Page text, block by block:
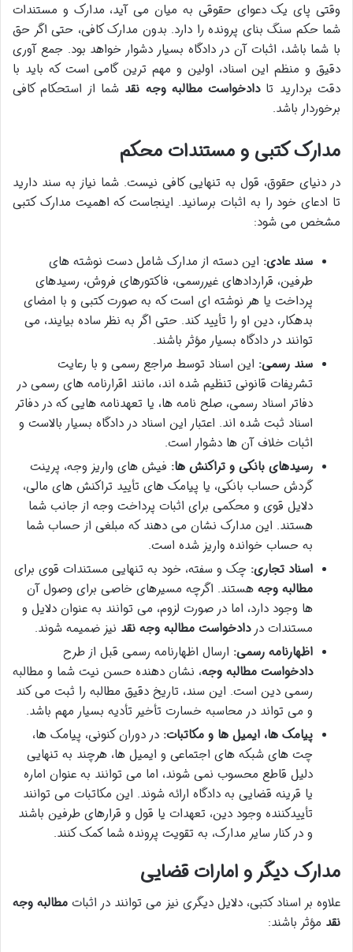
وقتی پای یک دعوای حقوقی به میان می آید، مدارک و مستندات
شما حکم سنگ بنای پرونده را دارد. بدون مدارک کافی، حتی اگر حق
با شما باشد، اثبات آن در دادگاه بسیار دشوار خواهد بود. جمع آوری
دقیق و منظم این اسناد، اولین و مهم ترین گامی است که باید با
دقت بردارید تادادخواست مطالبه وجه نقد شما از استحکام کافی
برخوردار باشد.
مدارک کتبی و مستندات محکم
در دنیای حقوق، قول به تنهایی کافی نیست. شما نیاز به سند دارید
تا ادعای خود را به اثبات برسانید. اینجاست که اهمیت مدارک کتبی
مشخص می شود:
سند عادی: این دسته از مدارک شامل دست نوشته های
طرفین، قراردادهای غیررسمی، فاکتورهای فروش، رسیدهای
پرداخت یا هر نوشته ای است که به صورت کتبی و با امضای
بدهکار، دین او را تأیید کند. حتی اگر به نظر ساده بیایند، می
توانند در دادگاه بسیار مؤثر باشند.
سند رسمی: این اسناد توسط مراجع رسمی و با رعایت
تشریفات قانونی تنظیم شده اند، مانند اقرارنامه های رسمی در
دفاتر اسناد رسمی، صلح نامه ها، یا تعهدنامه هایی که در دفاتر
اسناد ثبت شده اند. اعتبار این اسناد در دادگاه بسیار بالاست و
اثبات خلاف آن ها دشوار است.
رسیدهای بانکی و تراکنش ها: فیش های واریز وجه، پرینت
گردش حساب بانکی، یا پیامک های تأیید تراکنش های مالی،
دلایل قوی و محکمی برای اثبات پرداخت وجه از جانب شما
هستند. این مدارک نشان می دهند که مبلغی از حساب شما
به حساب خوانده واریز شده است.
اسناد تجاری: چک و سفته، خود به تنهایی مستندات قوی برای
مطالبه وجه هستند. اگرچه مسیرهای خاصی برای وصول آن
ها وجود دارد، اما در صورت لزوم، می توانند به عنوان دلایل و
مستندات دردادخواست مطالبه وجه نقد نیز ضمیمه شوند.
اظهارنامه رسمی: ارسال اظهارنامه رسمی قبل از طرح
دادخواست مطالبه وجه، نشان دهنده حسن نیت شما و مطالبه
رسمی دین است. این سند، تاریخ دقیق مطالبه را ثبت می کند
و می تواند در محاسبه خسارت تأخیر تأدیه بسیار مهم باشد.
پیامک ها، ایمیل ها و مکاتبات: در دوران کنونی، پیامک ها،
چت های شبکه های اجتماعی و ایمیل ها، هرچند به تنهایی
دلیل قاطع محسوب نمی شوند، اما می توانند به عنوان اماره
یا قرینه قضایی به دادگاه ارائه شوند. این مکاتبات می توانند
تأییدکننده وجود دین، تعهدات یا قول و قرارهای طرفین باشند
و در کنار سایر مدارک، به تقویت پرونده شما کمک کنند.
مدارک دیگر و امارات قضایی
علاوه بر اسناد کتبی، دلایل دیگری نیز می توانند در اثبات مطالبه وجه
نقد مؤثر باشند: